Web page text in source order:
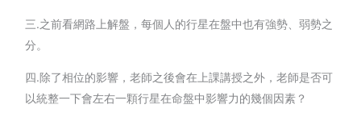
三.之前看網路上解盤，每個人的行星在盤中也有強勢、弱勢之
分。
四.除了相位的影響，老師之後會在上課講授之外，老師是否可
以統整一下會左右一顆行星在命盤中影響力的幾個因素？